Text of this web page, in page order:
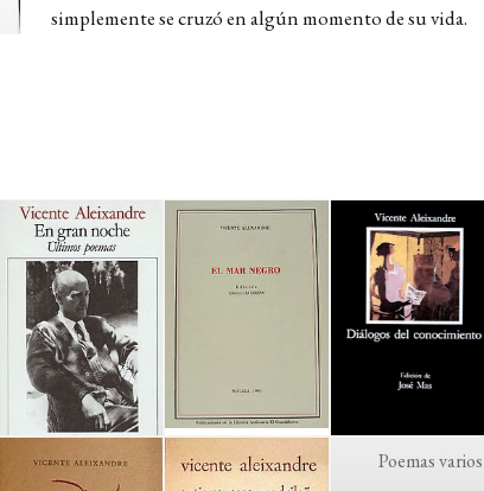
simplemente se cruzó en algún momento de su vida.
Poemas varios